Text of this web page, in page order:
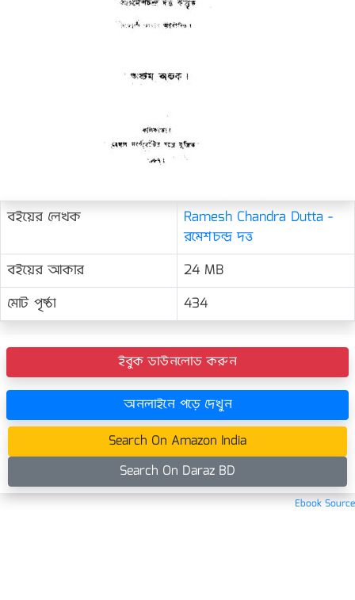
বইয়ের লেখক
Ramesh Chandra Dutta -
রমেশচন্দ্র দত্ত
বইয়ের আকার
24 MB
মোট পৃষ্ঠা
434
ইবুক ডাউনলোড করুন
অনলাইনে পড়ে দেখুন
Search On Amazon India
Search On Daraz BD
Ebook Source